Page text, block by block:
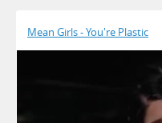
Mean Girls - You're Plastic